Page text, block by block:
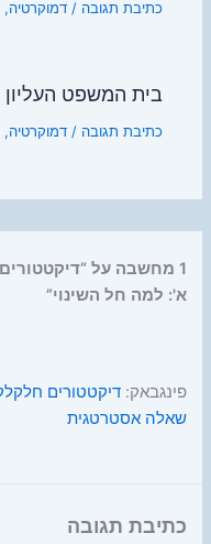
כתיבת תגובה /דמוקרטיה,
בית המשפט העליון
כתיבת תגובה /דמוקרטיה,
א': למה חל השינוי”
פינגבאק:
שאלה אסטרטגית
כתיבת תגובה